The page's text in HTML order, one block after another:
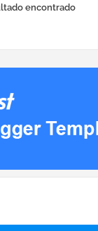
encontrado